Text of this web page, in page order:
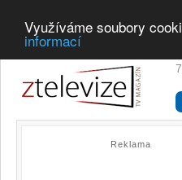
Využíváme soubory
informací
Reklama